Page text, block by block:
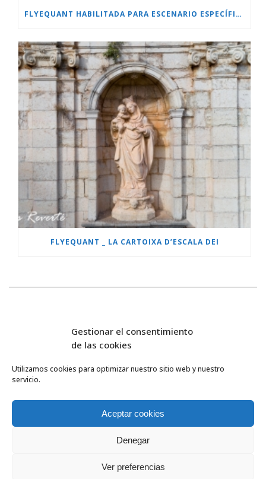
Gestionar el consentimiento
de las cookies
Utilizamos cookies para optimizar nuestro sitio web y nuestro
servicio.
Aceptar cookies
Denegar
Ver preferencias
FLYEQUANT HABILITADA PARA ESCENARIO ESPECÍFICO.
FLYEQUANT _ LA CARTOIXA D’ESCALA DEI
INICIO
SERVICIOS
ESCUELA DE VUELO
NOSOTROS
HERRAMIENTAS
CONTACTA